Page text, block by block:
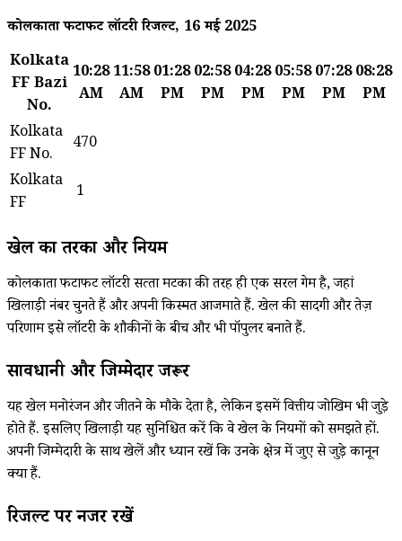
कोलकाता फटाफट लॉटरी रिजल्ट, 16 मई 2025
Kolkata
FF Bazi
No.
10:28
AM
11:58
AM
01:28
PM
02:58
PM
04:28
PM
05:58
PM
07:28
PM
08:28
PM
Kolkata
FF No.
470
Kolkata
FF
1
खेल का तरीका और नियम
कोलकाता फटाफट लॉटरी सत्‍ता मटका की तरह ही एक सरल गेम है, जहां
खिलाड़ी नंबर चुनते हैं और अपनी किस्मत आजमाते हैं. खेल की सादगी और तेज़
परिणाम इसे लॉटरी के शौकीनों के बीच और भी पॉपुलर बनाते हैं.
सावधानी और जिम्मेदारी जरूरी
यह खेल मनोरंजन और जीतने के मौके देता है, लेकिन इसमें वित्तीय जोखिम भी जुड़े
होते हैं. इसलिए खिलाड़ी यह सुनिश्चित करें कि वे खेल के नियमों को समझते हों.
अपनी जिम्मेदारी के साथ खेलें और ध्यान रखें कि उनके क्षेत्र में जुए से जुड़े कानून
क्या हैं.
रिजल्ट पर नजर रखें